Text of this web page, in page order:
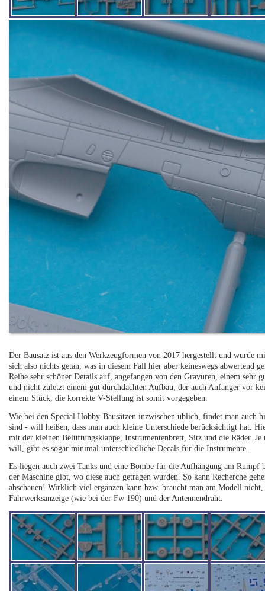
Der Bausatz ist aus den Werkzeugformen von 2017 hergestellt und wurde
sich also nichts getan, was in diesem Fall hier aber keineswegs abwertend
Reihe sehr schöner Details auf, angefangen von den Gravuren, einem sehr
und nicht zuletzt einem gut durchdachten Aufbau, der auch Anfänger vor
einem Stück, die korrekte V-Stellung ist somit vorgegeben.
Wie bei den Special Hobby-Bausätzen inzwischen üblich, findet man auch
sind - will heißen, dass man auch kleine Unterschiede berücksichtigt hat.
mit der kleinen Belüftungsklappe, Instrumentenbrett, Sitz und die Räder.
will, gibt es sogar minimal unterschiedliche Decals für die Instrumente.
Es liegen auch zwei Tanks und eine Bombe für die Aufhängung am
der Maschine gibt, wo diese auch getragen wurden. So kann Recherche
abschauen! Wirklich viel ergänzen kann bzw. braucht man am Modell
Fahrwerksanzeige (wie bei der Fw 190) und der Antennendraht.